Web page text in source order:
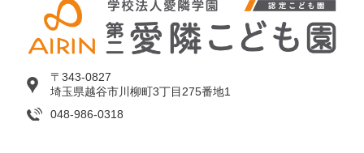
〒343-0827
埼玉県越谷市川柳町3丁目275番地1
048-986-0318